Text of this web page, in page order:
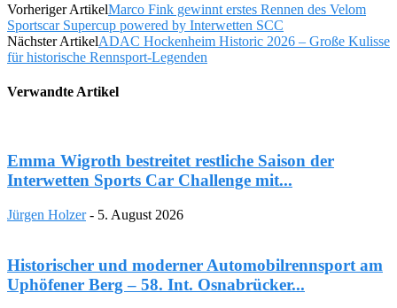
Vorheriger ArtikelMarco Fink gewinnt erstes Rennen des Velom
Sportscar Supercup powered by Interwetten SCC
Nächster ArtikelADAC Hockenheim Historic 2026 – Große Kulisse
für historische Rennsport-Legenden
Verwandte Artikel
Emma Wigroth bestreitet restliche Saison der
Interwetten Sports Car Challenge mit...
Jürgen Holzer - 5. August 2026
Historischer und moderner Automobilrennsport am
Uphöfener Berg – 58. Int. Osnabrücker...